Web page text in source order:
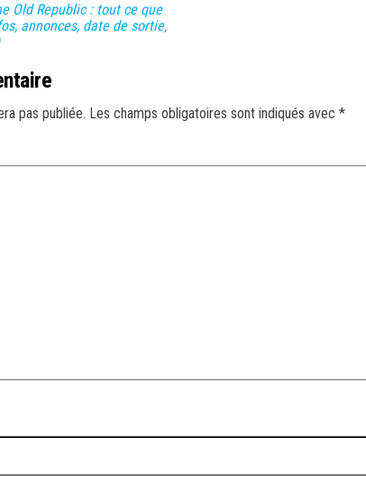
Old Republic : tout ce que
annonces, date de sortie,
pas publiée. Les champs obligatoires sont indiqués avec *